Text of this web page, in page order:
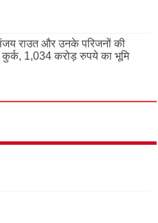
राउत और उनके परिजनों की
कुर्क, 1,034 करोड़ रुपये का भूमि